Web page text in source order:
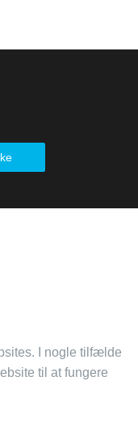
I nogle tilfælde
til at fungere